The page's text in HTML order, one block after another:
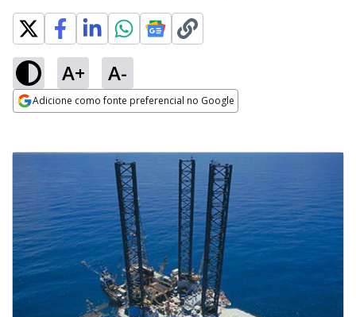
A+ A-
Adicione como fonte preferencial no Google